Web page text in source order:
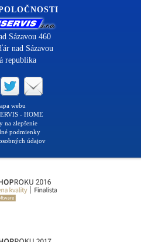
Sázavou 460
nad Sázavou
republika
webu
- HOME
na zlepšenie
podmienky
údajov